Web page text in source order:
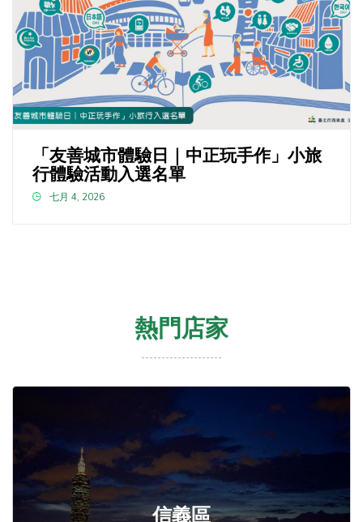
「友善城市體驗日｜中正玩手作」小旅
行體驗活動入選名單
七月 4, 2026
熱門店家
信義區